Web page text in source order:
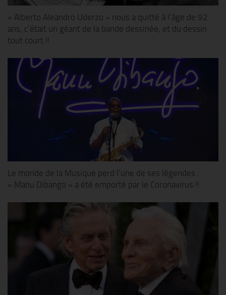
« Alberto Aleandro Uderzo » nous a quitté à l’âge de 92
ans, c’était un géant de la bande dessinée, et du dessin
tout court !!
Le monde de la Musique perd l’une de ses légendes :
« Manu Dibango » a été emporté par le Coronavirus !!